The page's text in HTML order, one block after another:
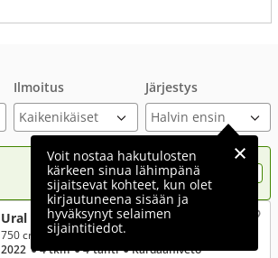
Ilmoitus Järjestys
Voit nostaa hakutulosten
kärkeen sinua lähimpänä
sijaitsevat kohteet, kun olet
kirjautuneena sisään ja
hyväksynyt selaimen
sijaintitiedot.
Nosta ilmoituksesi tähän?
Ural IMZ
750 cm³, T TWD 2WD
2022 ● 4 tkm● 4-tahti● Kardaaniveto